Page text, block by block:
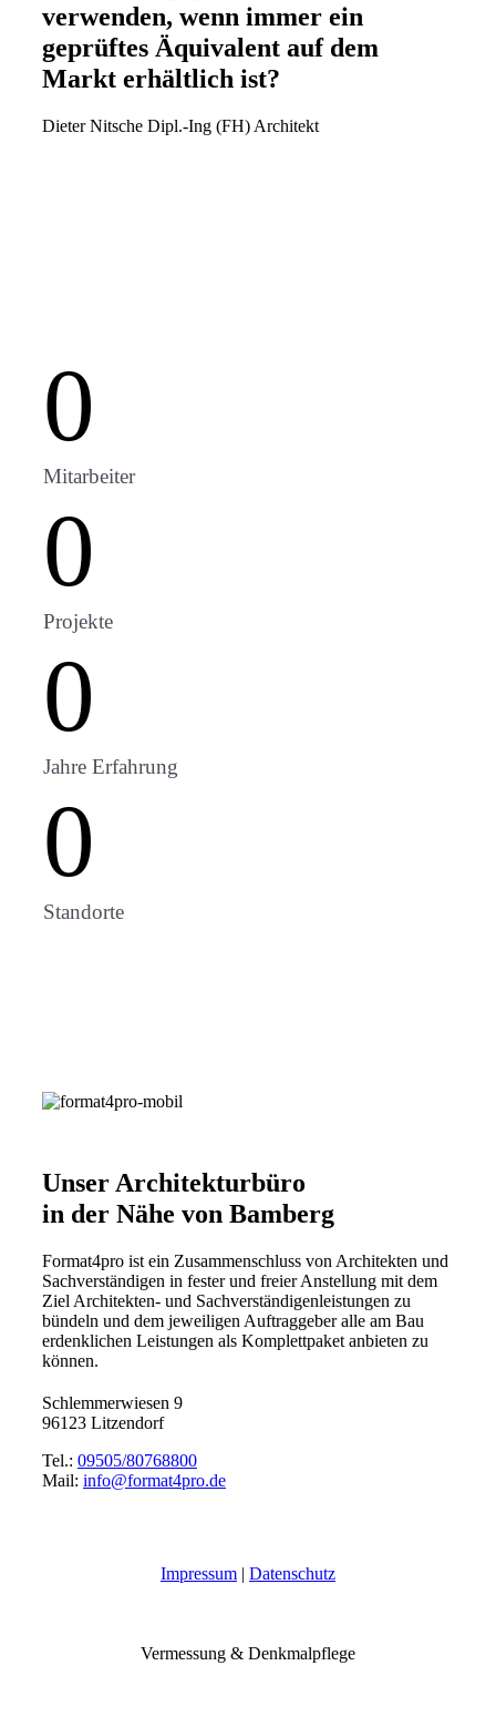
verwenden, wenn immer ein
geprüftes Äquivalent auf dem
Markt erhältlich ist?
Dieter Nitsche Dipl.-Ing (FH) Architekt
0
Mitarbeiter
0
Projekte
0
Jahre Erfahrung
0
Standorte
Unser Architekturbüro
in der Nähe von Bamberg
Format4pro ist ein Zusammenschluss von Architekten und
Sachverständigen in fester und freier Anstellung mit dem
Ziel Architekten- und Sachverständigenleistungen zu
bündeln und dem jeweiligen Auftraggeber alle am Bau
erdenklichen Leistungen als Komplettpaket anbieten zu
können.
Schlemmerwiesen 9
96123 Litzendorf
Tel.: 09505/80768800
Mail: info@format4pro.de
Impressum | Datenschutz
Vermessung & Denkmalpflege